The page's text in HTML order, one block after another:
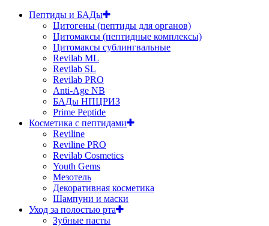
Пептиды и БАДы
Цитогены (пептиды для органов)
Цитомаксы (пептидные комплексы)
Цитомаксы сублингвальные
Revilab ML
Revilab SL
Revilab PRO
Anti-Age NB
БАДы НПЦРИЗ
Prime Peptide
Косметика с пептидами
Reviline
Reviline PRO
Revilab Cosmetics
Youth Gems
Мезотель
Декоративная косметика
Шампуни и маски
Уход за полостью рта
Зубные пасты